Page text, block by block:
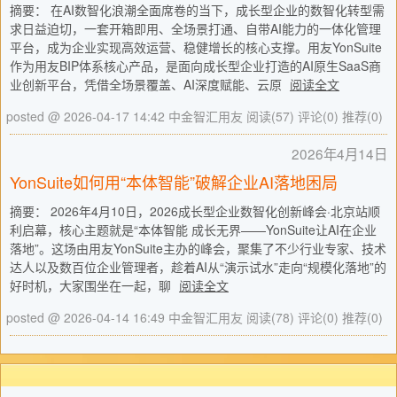
摘要： 在AI数智化浪潮全面席卷的当下，成长型企业的数智化转型需
求日益迫切，一套开箱即用、全场景打通、自带AI能力的一体化管理
平台，成为企业实现高效运营、稳健增长的核心支撑。用友YonSuite
作为用友BIP体系核心产品，是面向成长型企业打造的AI原生SaaS商
业创新平台，凭借全场景覆盖、AI深度赋能、云原 阅读全文
posted @ 2026-04-17 14:42 中金智汇用友 阅读(57) 评论(0) 推荐(0)
2026年4月14日
YonSuite如何用“本体智能”破解企业AI落地困局
摘要： 2026年4月10日，2026成长型企业数智化创新峰会·北京站顺
利启幕，核心主题就是“本体智能 成长无界——YonSuite让AI在企业
落地”。这场由用友YonSuite主办的峰会，聚集了不少行业专家、技术
达人以及数百位企业管理者，趁着AI从“演示试水”走向“规模化落地”的
好时机，大家围坐在一起，聊 阅读全文
posted @ 2026-04-14 16:49 中金智汇用友 阅读(78) 评论(0) 推荐(0)